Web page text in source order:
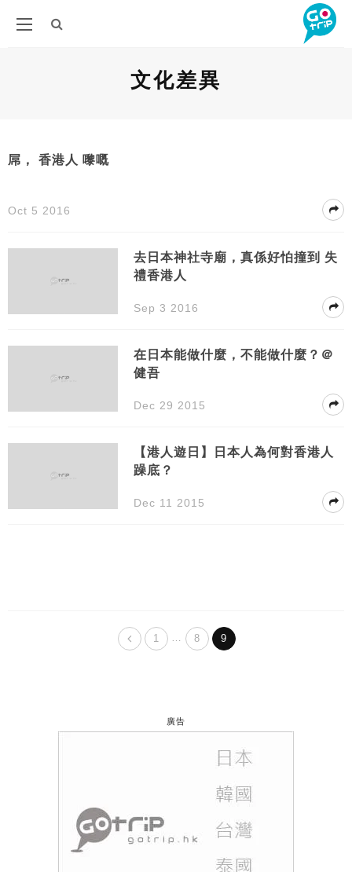
文化差異
屌， 香港人 嚟嘅
Oct 5 2016
去日本神社寺廟，真係好怕撞到 失
禮香港人
Sep 3 2016
在日本能做什麼，不能做什麼？＠
健吾
Dec 29 2015
【港人遊日】日本人為何對香港人
躁底？
Dec 11 2015
1 … 8 9
廣告